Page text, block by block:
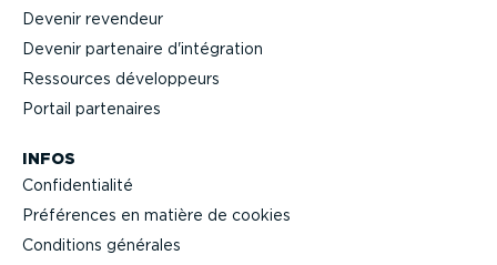
Devenir revendeur
Devenir partenaire d'intégration
Ressources dévelop­peurs
Portail partenaires
INFOS
Confi­den­tialité
Préférences en matière de cookies
Conditions générales